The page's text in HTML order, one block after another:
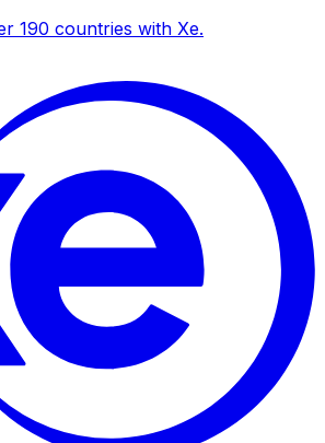
190 countries with Xe.